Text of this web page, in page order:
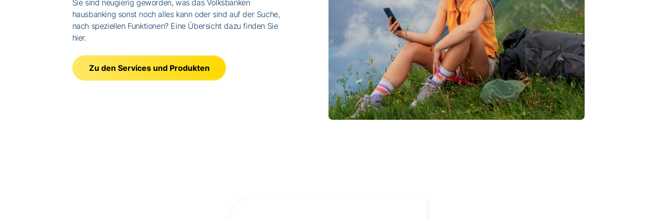
Sie sind neugierig geworden, was das Volksbanken
hausbanking sonst noch alles kann oder sind auf der Suche,
nach speziellen Funktionen? Eine Übersicht dazu finden Sie
hier.
Zu den Services und Produkten